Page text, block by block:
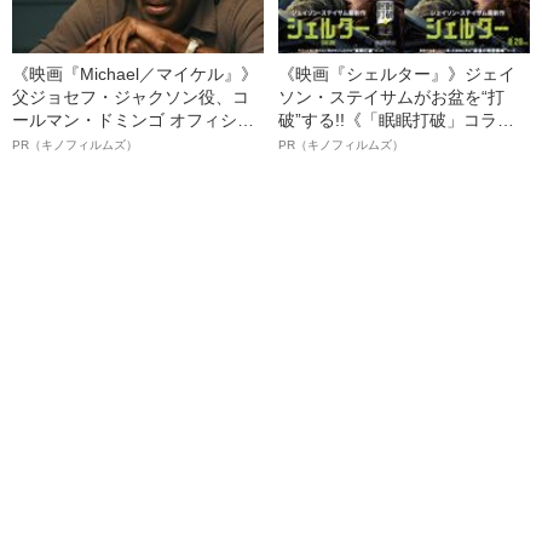
《映画『Michael／マイケル』》
父ジョセフ・ジャクソン役、コ
ールマン・ドミンゴ オフィシャ
ルインタビュー“観客を魅了した
PR（キノフィルムズ）
《映画『シェルター』》ジェイ
ソン・ステイサムがお盆を“打
破”する!!《「眠眠打破」コラ
ボ》
PR（キノフィルムズ）